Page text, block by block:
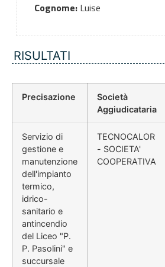
Cognome:Luise
RISULTATI
Precisazione
Società
Aggiudicataria
Servizio di
gestione e
manutenzione
dell'impianto
termico,
idrico-
sanitario e
antincendio
del Liceo "P.
P. Pasolini" e
succursale
TECNOCALOR
- SOCIETA'
COOPERATIVA